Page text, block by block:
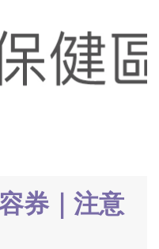
券｜注意